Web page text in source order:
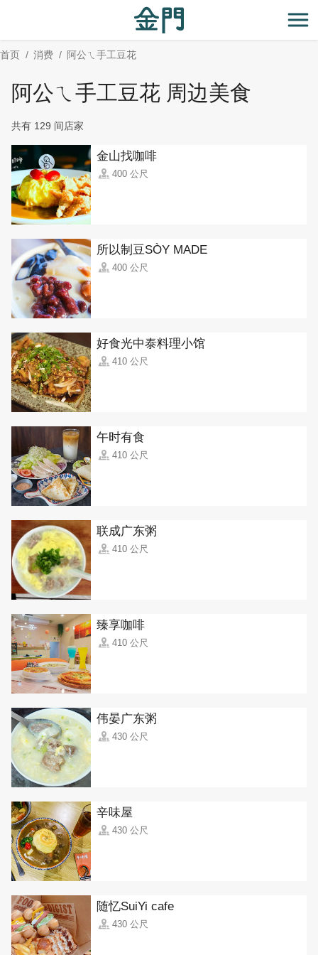
主
要
开
首页 消费 阿公ㄟ手工豆花
阿公ㄟ手工豆花 周边美食
共有 129 间店家
金山找咖啡
400 公尺
所以制豆SÒY MADE
400 公尺
好食光中泰料理小馆
410 公尺
午时有食
410 公尺
联成广东粥
410 公尺
臻享咖啡
410 公尺
伟晏广东粥
430 公尺
辛味屋
430 公尺
随忆SuiYi cafe
430 公尺